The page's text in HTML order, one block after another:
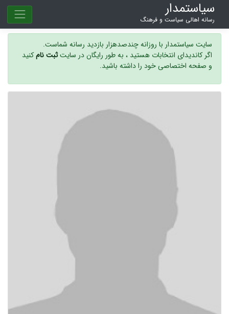
سیاستمدار
رسانه اهالی سیاست و فرهنگ
سایت سیاستمدار با روزانه چندصدهزار بازدید رسانه شماست.
اگر کاندیدای انتخابات هستید ، به طور رایگان در سایتثبت نامکنید
و صفحه اختصاصی خود را داشته باشید.